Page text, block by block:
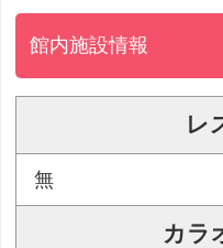
館内施設情報
レ
無
カラ